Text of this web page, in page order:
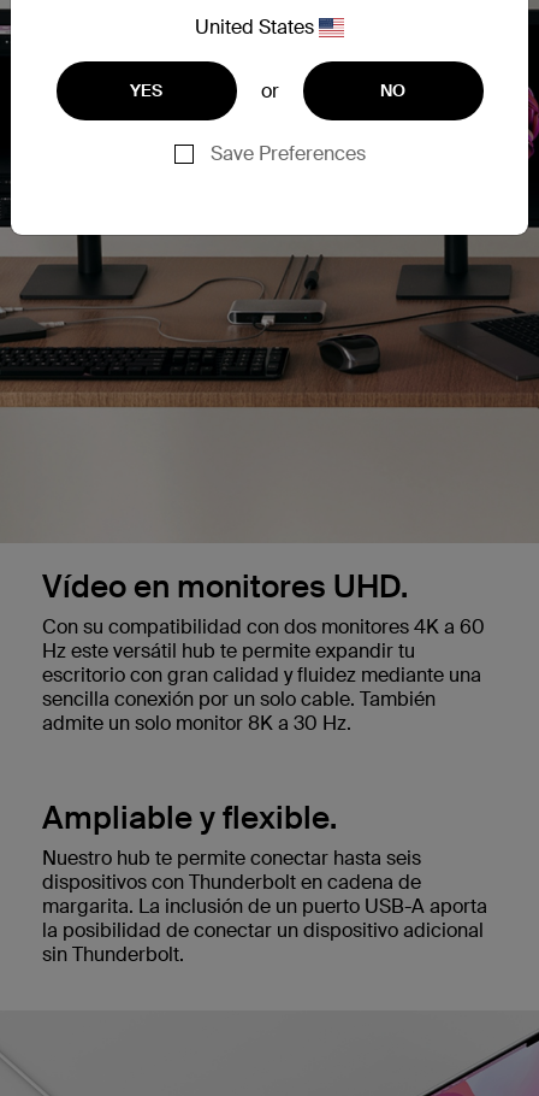
United States
YES or NO
Save Preferences
Vídeo en monitores UHD.
Con su compatibilidad con dos monitores 4K a 60
Hz este versátil hub te permite expandir tu
escritorio con gran calidad y fluidez mediante una
sencilla conexión por un solo cable. También
admite un solo monitor 8K a 30 Hz.
Ampliable y flexible.
Nuestro hub te permite conectar hasta seis
dispositivos con Thunderbolt en cadena de
margarita. La inclusión de un puerto USB-A aporta
la posibilidad de conectar un dispositivo adicional
sin Thunderbolt.